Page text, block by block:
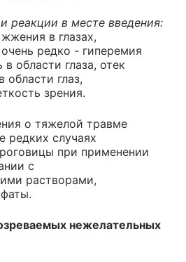
реакции в месте введения:
в глазах,
редко - гиперемия
области глаза, отек
области глаз,
зрения.
о тяжелой травме
редких случаях
при применении
с
растворами,
нежелательных